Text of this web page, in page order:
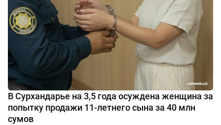
В Сурхандарье на 3,5 года осуждена женщина за
попытку продажи 11-летнего сына за 40 млн
сумов